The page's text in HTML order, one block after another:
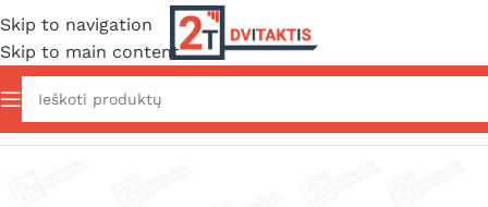
Skip to navigation
Skip to main content
Pradžia/Aksesuarai/Apranga